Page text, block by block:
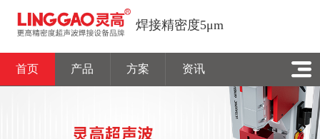
焊接精密度5μm
首页 产品 方案 资讯